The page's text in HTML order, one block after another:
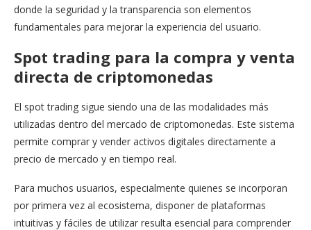
donde la seguridad y la transparencia son elementos
fundamentales para mejorar la experiencia del usuario.
Spot trading para la compra y venta
directa de criptomonedas
El spot trading sigue siendo una de las modalidades más
utilizadas dentro del mercado de criptomonedas. Este sistema
permite comprar y vender activos digitales directamente a
precio de mercado y en tiempo real.
Para muchos usuarios, especialmente quienes se incorporan
por primera vez al ecosistema, disponer de plataformas
intuitivas y fáciles de utilizar resulta esencial para comprender